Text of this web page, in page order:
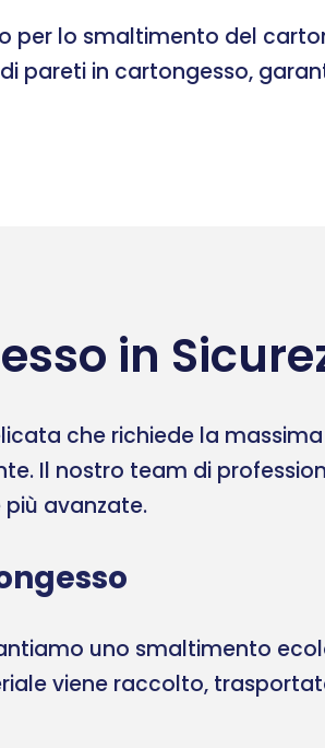
per lo smaltimento del
pareti in cartongesso,
in
che richiede la
Il nostro team di
avanzate.
uno smaltimento
viene raccolto,